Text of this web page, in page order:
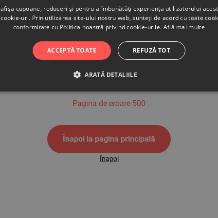
500
Pagina de eroare 500
Înapoi la pagina principală
Înapoi
cupoane, reduceri și pentru a îmbunătăți experiența utilizatorului
uri. Prin utilizarea site-ului nostru web, sunteți de acord cu toate
conformitate cu Politica noastră privind cookie-urile. Află mai multe
ACCEPTĂ TOATE REFUZĂ TOT
ARATĂ DETALIILE